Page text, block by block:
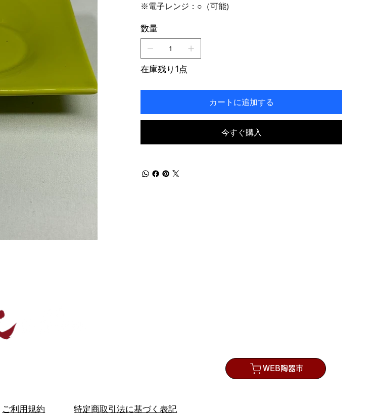
※電子レンジ：○（可能)
数量
在庫残り1点
カートに追加する
今すぐ購入
WEB陶器市
特定商取引法に基づく表記
ご利用規約